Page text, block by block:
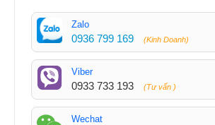
Zalo
0936 799 169 (Kinh Doanh)
Viber
0933 733 193 (Tư vấn )
Wechat